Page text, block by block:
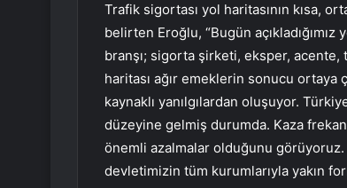
Trafik sigortası yol haritasının kısa,
belirten Eroğlu, “Bugün
branşı; sigorta şirketi, eksper, acente,
haritası ağır emeklerin sonucu ortaya
kaynaklı yanılgılardan oluşuyor.
düzeyine gelmiş durumda. Kaza
önemli azalmalar olduğunu görüyoruz.
devletimizin tüm kurumlarıyla yakın